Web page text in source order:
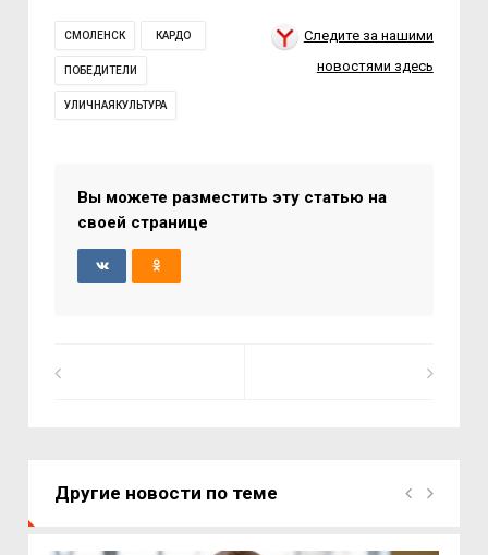
СМОЛЕНСК КАРДО
ПОБЕДИТЕЛИ
УЛИЧНАЯКУЛЬТУРА
Следите за нашими
новостями здесь
Вы можете разместить эту статью на
своей странице
Другие новости по теме